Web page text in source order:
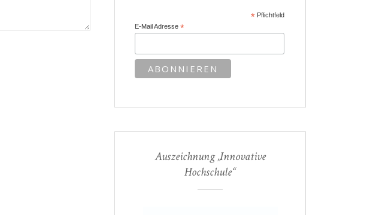
*Pflichtfeld
E-Mail Adresse*
Auszeichnung „Innovative
Hochschule“